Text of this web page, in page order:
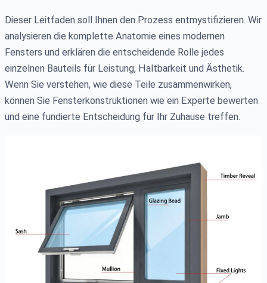
Dieser Leitfaden soll Ihnen den Prozess entmystifizieren. Wir
analysieren die komplette Anatomie eines modernen
Fensters und erklären die entscheidende Rolle jedes
einzelnen Bauteils für Leistung, Haltbarkeit und Ästhetik.
Wenn Sie verstehen, wie diese Teile zusammenwirken,
können Sie Fensterkonstruktionen wie ein Experte bewerten
und eine fundierte Entscheidung für Ihr Zuhause treffen.